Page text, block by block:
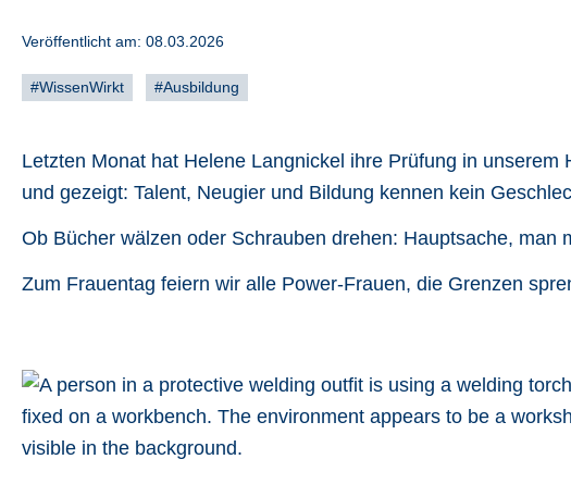
Veröffentlicht am: 08.03.2026
#WissenWirkt #Ausbildung
Letzten Monat hat Helene Langnickel ihre Prüfung in unserem
und gezeigt: Talent, Neugier und Bildung kennen kein
Ob Bücher wälzen oder Schrauben drehen: Hauptsache, man
Zum Frauentag feiern wir alle Power-Frauen, die Grenzen